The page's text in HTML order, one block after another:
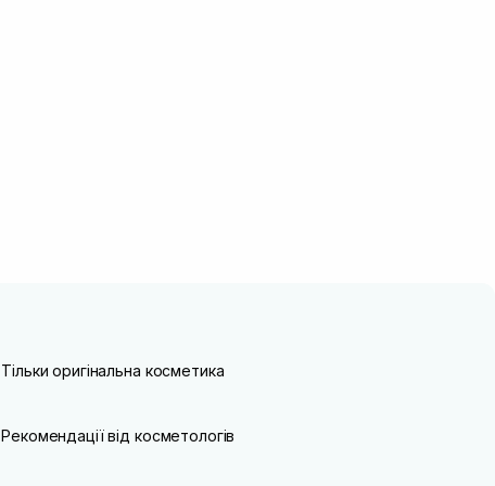
Тільки оригінальна косметика
Рекомендації від косметологів